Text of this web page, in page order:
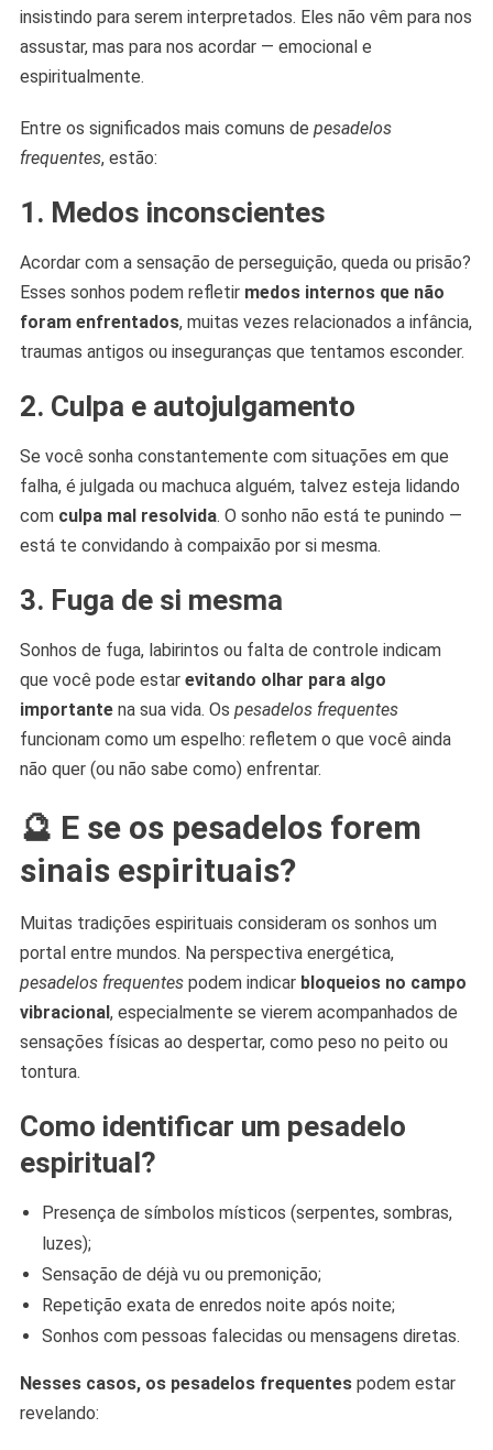
insistindo para serem interpretados. Eles não vêm para nos
assustar, mas para nos acordar — emocional e
espiritualmente.
Entre os significados mais comuns de pesadelos
frequentes, estão:
1. Medos inconscientes
Acordar com a sensação de perseguição, queda ou prisão?
Esses sonhos podem refletir medos internos que não
foram enfrentados, muitas vezes relacionados a infância,
traumas antigos ou inseguranças que tentamos esconder.
2. Culpa e autojulgamento
Se você sonha constantemente com situações em que
falha, é julgada ou machuca alguém, talvez esteja lidando
com culpa mal resolvida. O sonho não está te punindo —
está te convidando à compaixão por si mesma.
3. Fuga de si mesma
Sonhos de fuga, labirintos ou falta de controle indicam
que você pode estar evitando olhar para algo
importantena sua vida. Os pesadelos frequentes
funcionam como um espelho: refletem o que você ainda
não quer (ou não sabe como) enfrentar.
🔮 E se os pesadelos forem
sinais espirituais?
Muitas tradições espirituais consideram os sonhos um
portal entre mundos. Na perspectiva energética,
pesadelos frequentespodem indicar bloqueios no campo
vibracional , especialmente se vierem acompanhados de
sensações físicas ao despertar, como peso no peito ou
tontura.
Como identificar um pesadelo
espiritual?
Presença de símbolos místicos (serpentes, sombras,
luzes);
Sensação de déjà vu ou premonição;
Repetição exata de enredos noite após noite;
Sonhos com pessoas falecidas ou mensagens diretas.
Nesses casos, os pesadelos frequentespodem estar
revelando: